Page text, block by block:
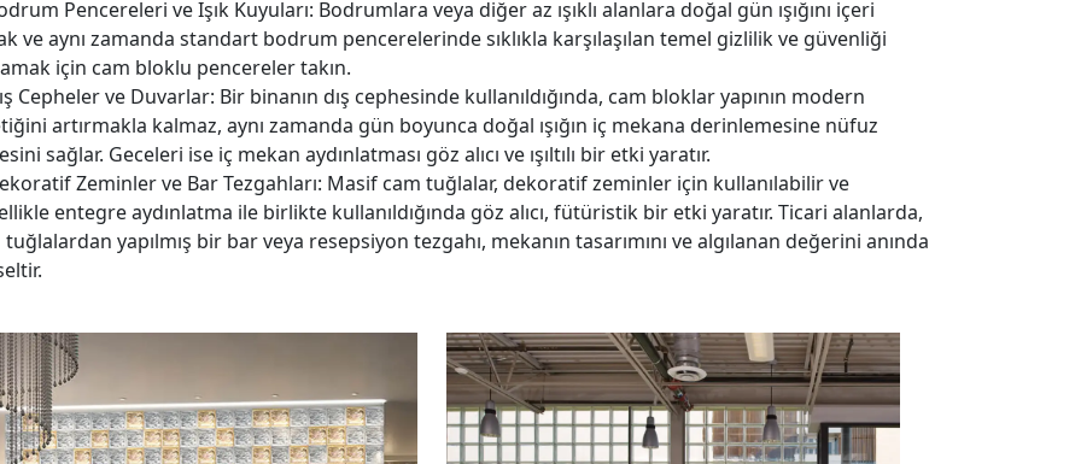
Pencereleri ve Işık Kuyuları: Bodrumlara veya diğer az ışıklı alanlara doğal gün ışığını içeri
ve aynı zamanda standart bodrum pencerelerinde sıklıkla karşılaşılan temel gizlilik ve güvenliği
için cam bloklu pencereler takın.
Cepheler ve Duvarlar: Bir binanın dış cephesinde kullanıldığında, cam bloklar yapının modern
artırmakla kalmaz, aynı zamanda gün boyunca doğal ışığın iç mekana derinlemesine nüfuz
sağlar. Geceleri ise iç mekan aydınlatması göz alıcı ve ışıltılı bir etki yaratır.
Zeminler ve Bar Tezgahları: Masif cam tuğlalar, dekoratif zeminler için kullanılabilir ve
entegre aydınlatma ile birlikte kullanıldığında göz alıcı, fütüristik bir etki yaratır. Ticari alanlarda,
yapılmış bir bar veya resepsiyon tezgahı, mekanın tasarımını ve algılanan değerini anında